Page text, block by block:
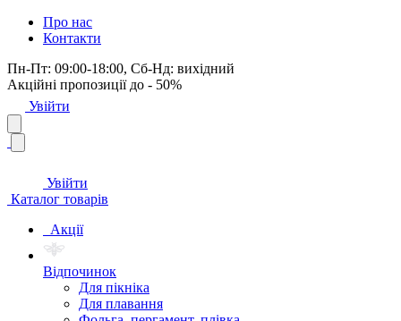
Про нас
Контакти
Пн-Пт: 09:00-18:00, Сб-Нд: вихідний
Акційні пропозиції до - 50%
Увійти
Увійти
Каталог товарів
Акції
Відпочинок
Для пікніка
Для плавання